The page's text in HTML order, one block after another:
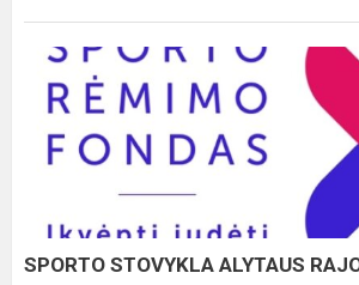
SPORTO
STOVYKLA
ALYTAUS
RAJONO
VAIKAMS
SPORTO STOVYKLA ALYTAUS